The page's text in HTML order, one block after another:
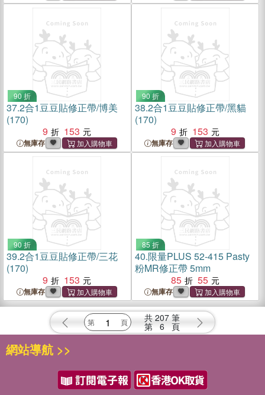
90 折
37.2合1豆豆貼修正帶/博美
(170)
9
153
無庫存
90 折
38.2合1豆豆貼修正帶/黑貓
(170)
9
153
無庫存
90 折
39.2合1豆豆貼修正帶/三花
(170)
9
153
無庫存
85 折
40.限量PLUS 52-415 Pasty
粉MR修正帶 5mm
85
55
無庫存
共 207 筆
第 6 頁
網站導航 >>